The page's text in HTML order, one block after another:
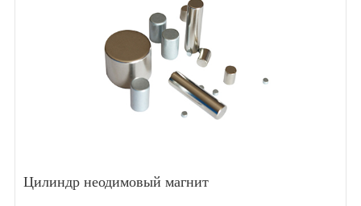
Цилиндр неодимовый магнит